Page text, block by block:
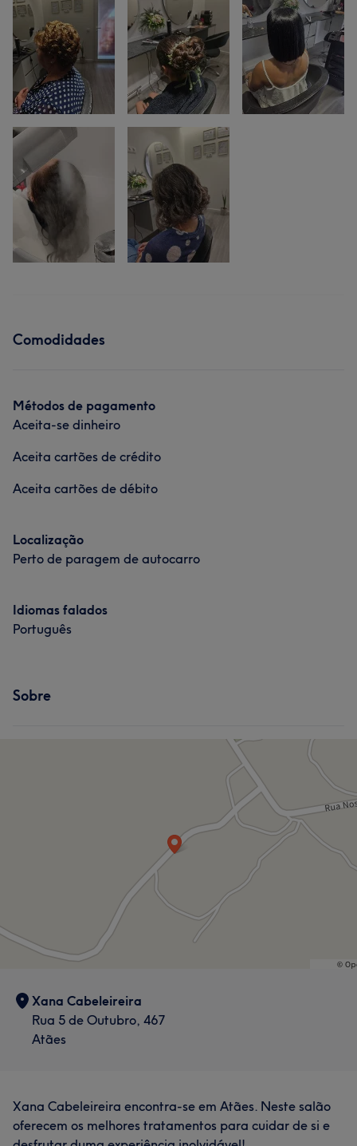
Comodidades
Métodos de pagamento
Aceita-se dinheiro
Aceita cartões de crédito
Aceita cartões de débito
Localização
Perto de paragem de autocarro
Idiomas falados
Português
Sobre
Xana Cabeleireira
Rua 5 de Outubro, 467
Atães
Xana Cabeleireira encontra-se em Atães. Neste salão
oferecem os melhores tratamentos para cuidar de si e